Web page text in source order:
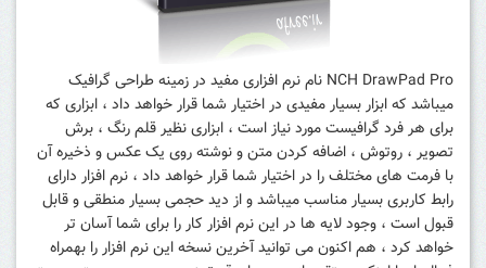
NCH DrawPad Pro نام نرم افزاری مفید در زمینه طراحی گرافیک
میباشد که ابزار بسیار مفیدی در اختیار شما قرار خواهد داد ، ابزاری که
برای هر فرد گرافیست مورد نیاز است ، ابزاری نظیر قلم رنگ ، برش
تصویر ، روتوش ، اضافه کردن متن و نوشته روی یک عکس و ذخیره آن
با فرمت های مختلف را در اختیار شما قرار خواهد داد ، نرم افزار دارای
رابط کاربری بسیار مناسب میباشد و از دید حجمی بسیار منطقی و قابل
قبول است ، وجود لایه ها در این نرم افزار کار را برای شما آسان تر
خواهد کرد ، هم اکنون می توانید آخرین نسخه این نرم افزار را بهمراه